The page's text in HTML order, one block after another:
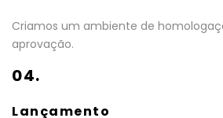
Criamos um ambiente de
aprovação.
04.
Lançamento